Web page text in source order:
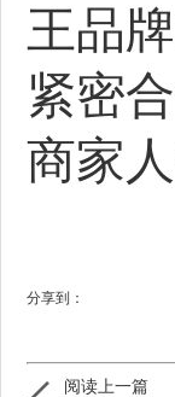
王品
紧密
商家
分享到：
阅读上一篇